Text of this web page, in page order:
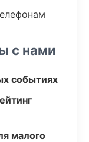
с нами
событиях
малого